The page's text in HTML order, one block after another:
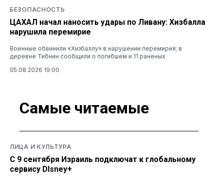
БЕЗОПАСНОСТЬ
ЦАХАЛ начал наносить удары по Ливану: Хизбалла
нарушила перемирие
Военные обвинили «Хизбаллу» в нарушении перемирия; в
деревне Тибнин сообщили о погибшем и 11 раненых
05.08.2026 19:00
Самые читаемые
ЛИЦА И КУЛЬТУРА
С 9 сентября Израиль подключат к глобальному
сервису DIsney+